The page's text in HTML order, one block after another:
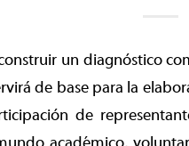
un diagnóstico
de base para la
de